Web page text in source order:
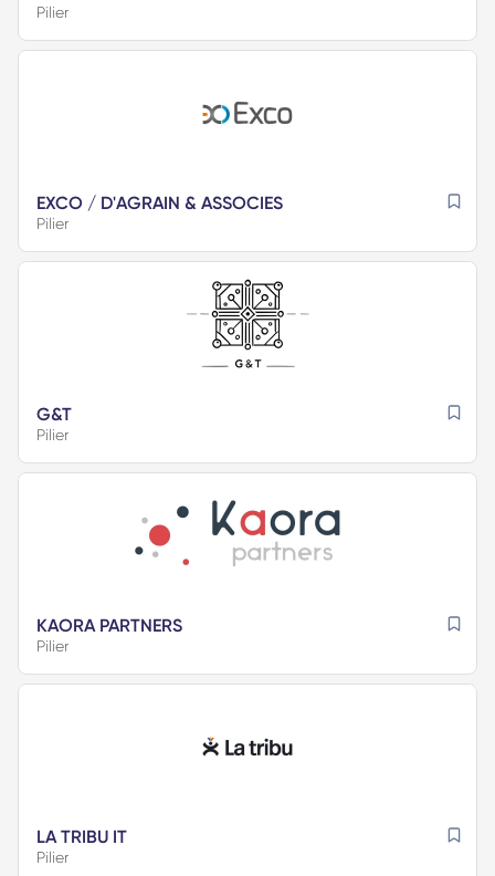
Pilier
EXCO / D'AGRAIN & ASSOCIES
Pilier
G&T
Pilier
KAORA PARTNERS
Pilier
LA TRIBU IT
Pilier